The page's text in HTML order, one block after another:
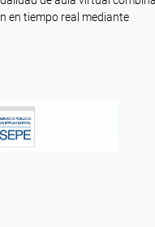
en tiempo real mediante